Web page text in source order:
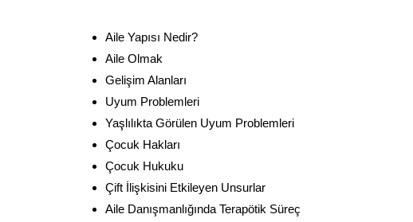
Aile Yapısı Nedir?
Aile Olmak
Gelişim Alanları
Uyum Problemleri
Yaşlılıkta Görülen Uyum Problemleri
Çocuk Hakları
Çocuk Hukuku
Çift İlişkisini Etkileyen Unsurlar
Aile Danışmanlığında Terapötik Süreç